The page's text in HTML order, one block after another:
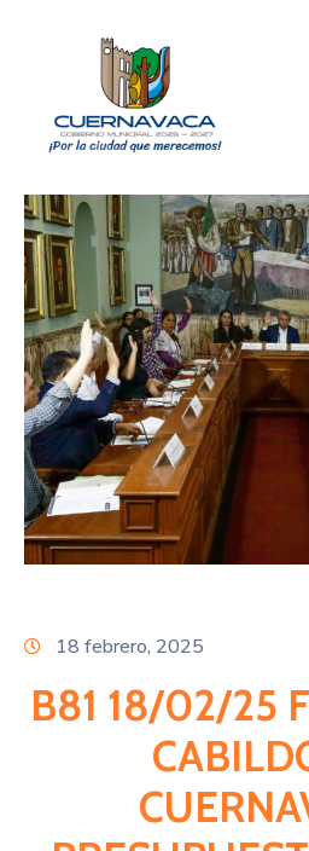
Gobierno
Turismo
Trámites
y
Servicios
Licitaciones
Transparencia
Directorio
Citas
18 febrero, 2025
B81 18/02/25